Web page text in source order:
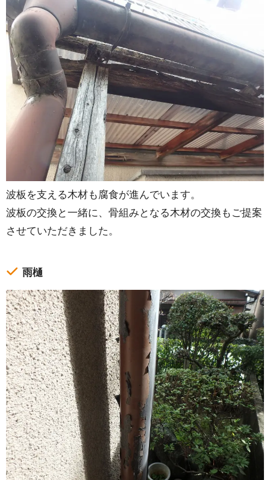
波板を支える木材も腐食が進んでいます。
波板の交換と一緒に、骨組みとなる木材の交換もご提案
させていただきました。
雨樋